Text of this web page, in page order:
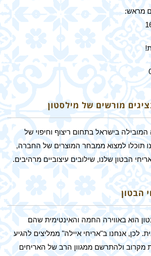
מראש:
מורשים של מילסטון
בישראל בתחום ריצוף וחיפוי של
תוכלו למצוא ממבחר המוצרים של החברה,
הבטון שלנו, שילובים עיצוביים מרהיבים.
הבטון
הוא באווירה החמה והאינטימית שהם
לכן, אנחנו ב"אריחי איילה" ממליצים להגיע
מקרוב ולהתרשם ממגוון הרב של האריחים